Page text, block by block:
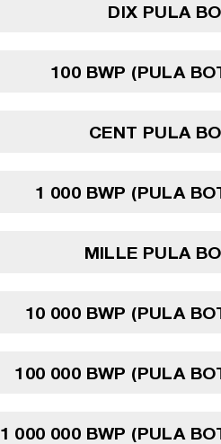
DIX PULA
100 BWP (PULA
CENT PULA
1 000 BWP (PULA
MILLE PULA
10 000 BWP (PULA
100 000 BWP (PULA
1 000 000 BWP (PULA